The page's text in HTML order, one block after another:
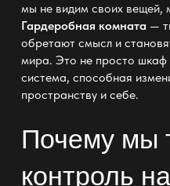
мы не видим своих вещей,
Гардеробная комната —
обретают смысл и
мира. Это не просто шкаф
система, способная
пространству и себе.
Почему мы
контроль